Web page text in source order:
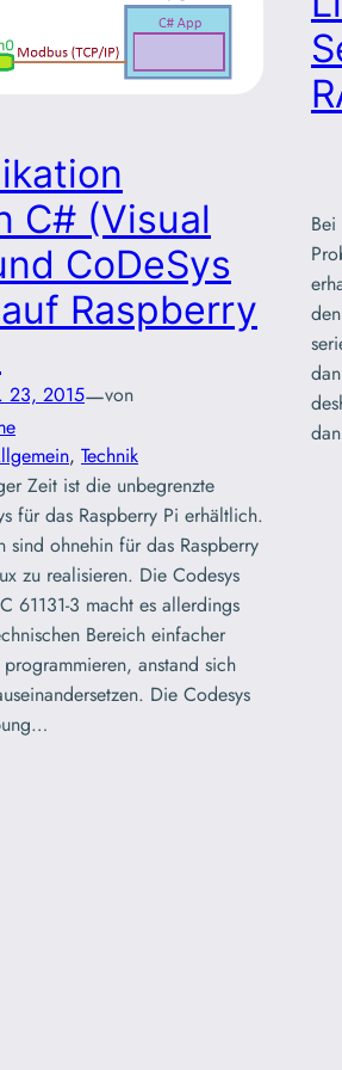
C# (Visual
CoDeSys
Raspberry
23, 2015—von
, Technik
Zeit ist die unbegrenzte
für das Raspberry Pi erhältlich.
sind ohnehin für das Raspberry
zu realisieren. Die Codesys
61131-3 macht es allerdings
Bereich einfacher
anstand sich
Die Codesys